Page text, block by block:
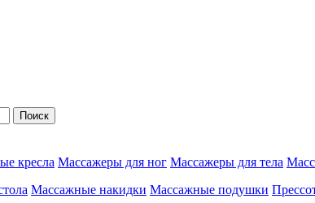
кресла Массажеры для ног Массажеры для тела
Массажные накидки Массажные подушки
Поиск